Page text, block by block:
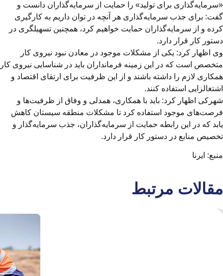
«سرمایه‌گذاری برای تولید» را حمایت از سرمایه‌گذاران دانست و
گفت: برای جذب سرمایه‌گذاری هر آنچه در توان داریم به کارگیری
کرده و از سرمایه‌گذاران حمایت خواهیم کرد، همچنین تسهیلگری در
دستور کار قرار دارد.
وی اظهار کرد: یکی از مشکلات موجود در معادن نبود نیروی کار
متخصص است که در این زمینه فرمانداران باید در شناسایی نیروی کار
همکاری لازم را داشته باشند و از این ظرفیت برای ارتقای اقتصاد و
اشتغالزایی استفاده کنند.
شهرکی اظهار کرد: باید با همکاری، همدلی و وفاق از ظرفیت‌ها و
فرصت‌های موجود استفاده کرد تا مشکلات منطقه سیستان کاهش
یابد که در این رابطه حمایت از سرمایه‌گذاران، جذب سرمایه‌گذار و
تخصیص منابع در دستور کار قرار دارد.
منبع: ایرنا
مقالات مرتبط